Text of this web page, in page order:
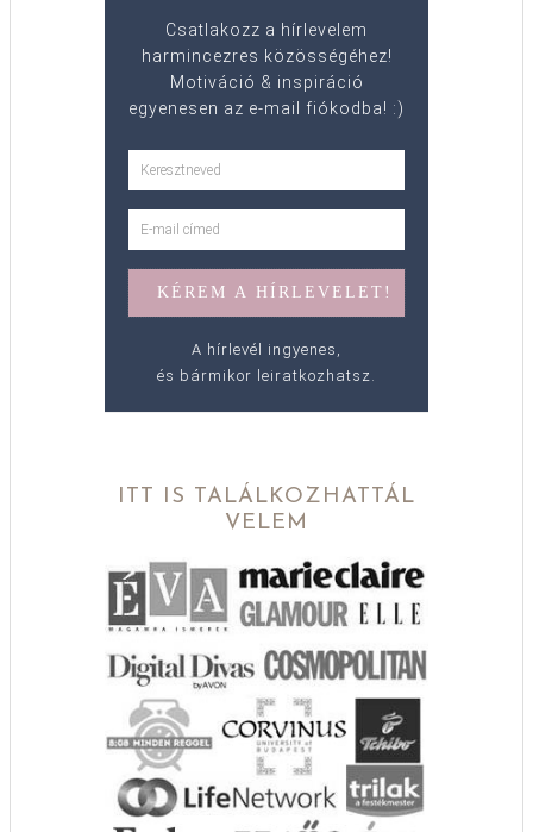
Csatlakozz a hírlevelem
harmincezres közösségéhez!
Motiváció & inspiráció
egyenesen az e-mail fiókodba! :)
A hírlevél ingyenes,
és bármikor leiratkozhatsz.
ITT IS TALÁLKOZHATTÁL
VELEM